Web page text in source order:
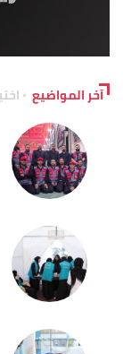
آخر المواضيع